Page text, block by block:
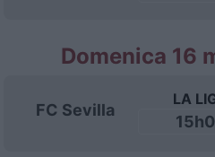
Domenica 16
FC Sevilla
LA